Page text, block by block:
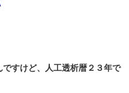
すけど、人工透析暦２３年で